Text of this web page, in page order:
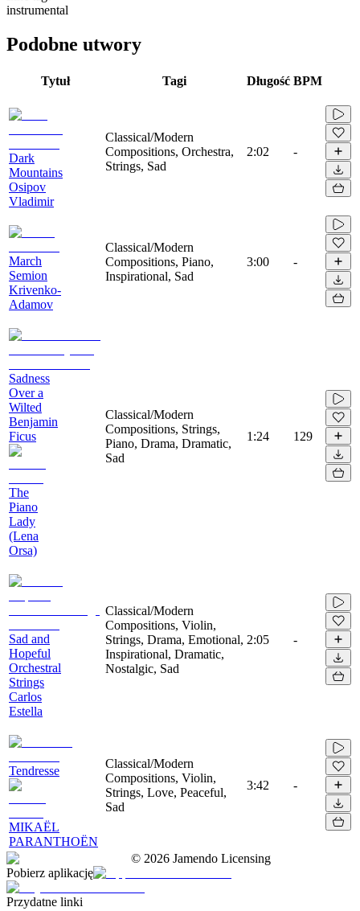
instrumental
Podobne utwory
Tytuł Tagi Długość BPM
Dark
Mountains
Osipov
Vladimir
Classical/Modern
Compositions, Orchestra,
Strings, Sad
2:02 -
March
Semion
Krivenko-
Adamov
Classical/Modern
Compositions, Piano,
Inspirational, Sad
3:00 -
Sadness
Over a
Wilted
Benjamin
Ficus
The
Piano
Lady
(Lena
Orsa)
Classical/Modern
Compositions, Strings,
Piano, Drama, Dramatic,
Sad
1:24 129
Sad and
Hopeful
Orchestral
Strings
Carlos
Estella
Classical/Modern
Compositions, Violin,
Strings, Drama, Emotional,
Inspirational, Dramatic,
Nostalgic, Sad
2:05 -
Tendresse
MIKAËL
PARANTHOËN
Classical/Modern
Compositions, Violin,
Strings, Love, Peaceful,
Sad
3:42 -
© 2026 Jamendo Licensing
Pobierz aplikację
Przydatne linki